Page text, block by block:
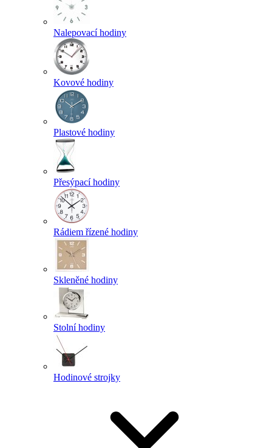
Nalepovací hodiny
Kovové hodiny
Plastové hodiny
Přesýpací hodiny
Rádiem řízené hodiny
Skleněné hodiny
Stolní hodiny
Hodinové strojky